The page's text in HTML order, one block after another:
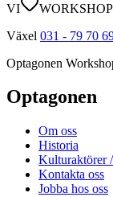
VI
Växel 031 - 79 70
Optagonen
Optagonen
Om oss
Historia
Kulturaktörer
Kontakta oss
Jobba hos oss